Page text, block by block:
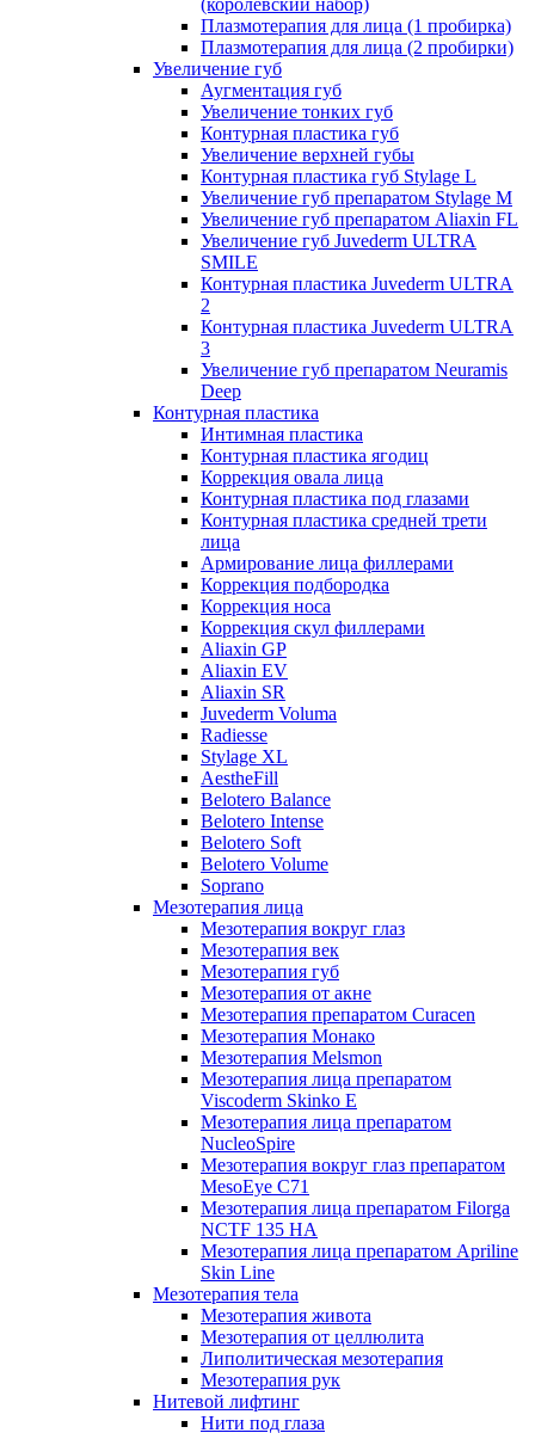
(королевский набор)
Плазмотерапия для лица (1 пробирка)
Плазмотерапия для лица (2 пробирки)
Увеличение губ
Аугментация губ
Увеличение тонких губ
Контурная пластика губ
Увеличение верхней губы
Контурная пластика губ Stylage L
Увеличение губ препаратом Stylage M
Увеличение губ препаратом Aliaxin FL
Увеличение губ Juvederm ULTRA
SMILE
Контурная пластика Juvederm ULTRA
2
Контурная пластика Juvederm ULTRA
3
Увеличение губ препаратом Neuramis
Deep
Контурная пластика
Интимная пластика
Контурная пластика ягодиц
Коррекция овала лица
Контурная пластика под глазами
Контурная пластика средней трети
лица
Армирование лица филлерами
Коррекция подбородка
Коррекция носа
Коррекция скул филлерами
Aliaxin GP
Aliaxin EV
Aliaxin SR
Juvederm Voluma
Radiesse
Stylage XL
AestheFill
Belotero Balance
Belotero Intense
Belotero Soft
Belotero Volume
Soprano
Мезотерапия лица
Мезотерапия вокруг глаз
Мезотерапия век
Мезотерапия губ
Мезотерапия от акне
Мезотерапия препаратом Curacen
Мезотерапия Монако
Мезотерапия Melsmon
Мезотерапия лица препаратом
Viscoderm Skinko E
Мезотерапия лица препаратом
NucleoSpire
Мезотерапия вокруг глаз препаратом
MesoEye С71
Мезотерапия лица препаратом Filorga
NCTF 135 HA
Мезотерапия лица препаратом Apriline
Skin Line
Мезотерапия тела
Мезотерапия живота
Мезотерапия от целлюлита
Липолитическая мезотерапия
Мезотерапия рук
Нитевой лифтинг
Нити под глаза